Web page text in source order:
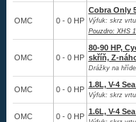
OMC 0 - 0 HP
Cobra Only
Výfuk: skrz
Pouzdro: XHS
OMC 0 - 0 HP
80-90 HP,
skříň, Z-
Drážky na
OMC 0 - 0 HP
1.8L, V-4
Výfuk: skrz
OMC 0 - 0 HP
1.6L, V-4